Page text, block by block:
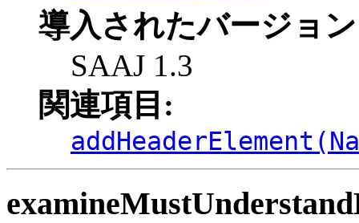
導入されたバージョ
SAAJ 1.3
関連項目: